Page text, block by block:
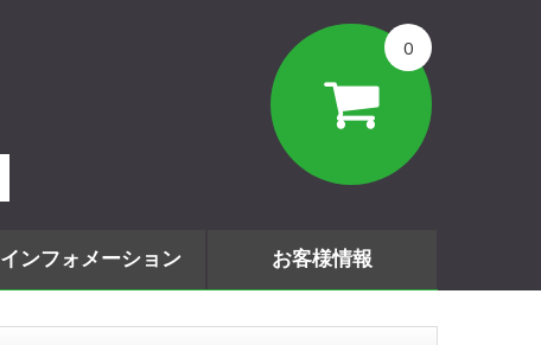
0
インフォメーション お客様情報